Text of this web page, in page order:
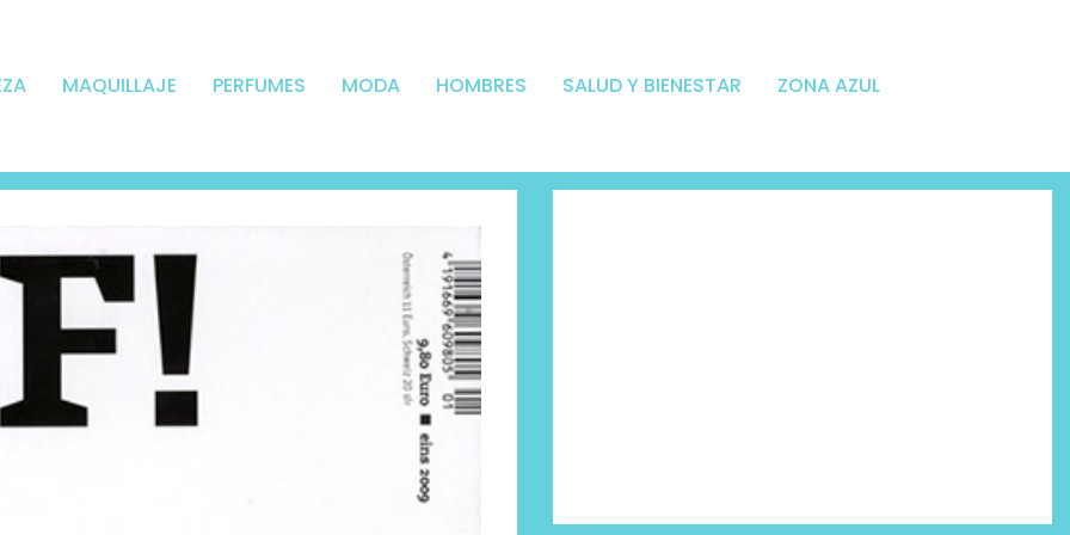
MAQUILLAJE PERFUMES MODA HOMBRES SALUD Y BIENESTAR ZONA AZUL